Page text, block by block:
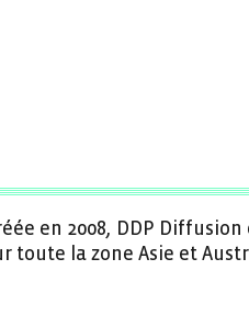
en 2008, DDP
toute la zone Asie et